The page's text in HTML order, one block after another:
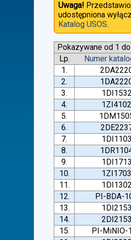
Uwaga!
udostępniona
Katalog USOS.
Pokazywane od 1
Lp.
Numer
1.
2.
3.
1DI1532
4.
1ZI4102
5.
6.
7.
1DI1103
8.
9.
1DI1713
10.
1ZI1703
11.
1DI1302
12.
PI-BDA-
13.
1DI2153
14.
2DI2153
15.
PI-MiNIO-